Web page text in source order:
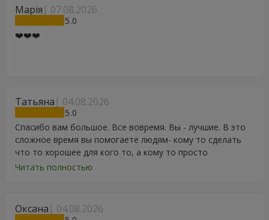
Марія 07.08.2026
5
❤️❤️❤️
Татьяна 04.08.2026
5
Спасибо вам большое. Все вовремя. Вы - лучшие. В это
сложное время вы помогаете людям- кому то сделать
что то хорошее для кого то, а кому то просто
порадоваться цветам, подарку, тортику, поздравлению.
Читать полностью
Оксана 04.08.2026